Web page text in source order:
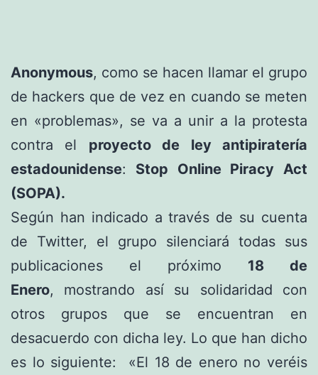
Anonymous, como se hacen llamar el grupo
de hackers que de vez en cuando se meten
en «problemas», se va a unir a la protesta
contra el proyecto de ley antipiratería
estadounidense: Stop Online Piracy Act
(SOPA).
Según han indicado a través de su cuenta
de Twitter, el grupo silenciará todas sus
publicaciones el próximo 18 de
Enero, mostrando así su solidaridad con
otros grupos que se encuentran en
desacuerdo con dicha ley. Lo que han dicho
es lo siguiente: «El 18 de enero no veréis